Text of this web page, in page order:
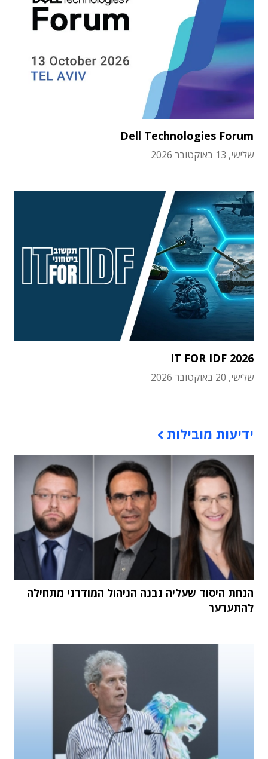
Dell Technologies Forum
שלישי, 13 באוקטובר 2026
IT FOR IDF 2026
שלישי, 20 באוקטובר 2026
ידיעות מובילות
הנחת היסוד שעליה נבנה הניהול המודרני מתחילה
להתערער